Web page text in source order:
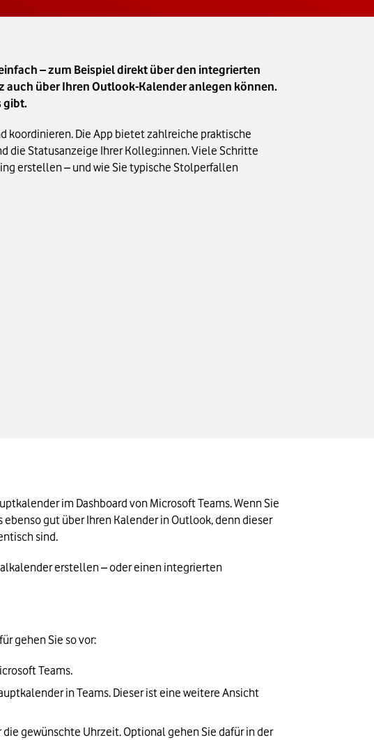
– zum Beispiel direkt über den integrierten
auch über Ihren Outlook-Kalender anlegen können.
gibt.
koordinieren. Die App bietet zahlreiche praktische
die Statusanzeige Ihrer Kolleg:innen. Viele Schritte
erstellen – und wie Sie typische Stolperfallen
im Dashboard von Microsoft Teams. Wenn Sie
gut über Ihren Kalender in Outlook, denn dieser
sind.
erstellen – oder einen integrierten
gehen Sie so vor:
Teams.
in Teams. Dieser ist eine weitere Ansicht
gewünschte Uhrzeit. Optional gehen Sie dafür in der